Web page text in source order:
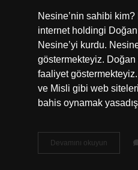
Nesine’nin sahibi kim?
internet holdingi Doğan
Nesine’yi kurdu.
göstermekteyiz. Doğan
faaliyet
ve Misli gibi web
bahis oynamak
Devamını okuyun
Com